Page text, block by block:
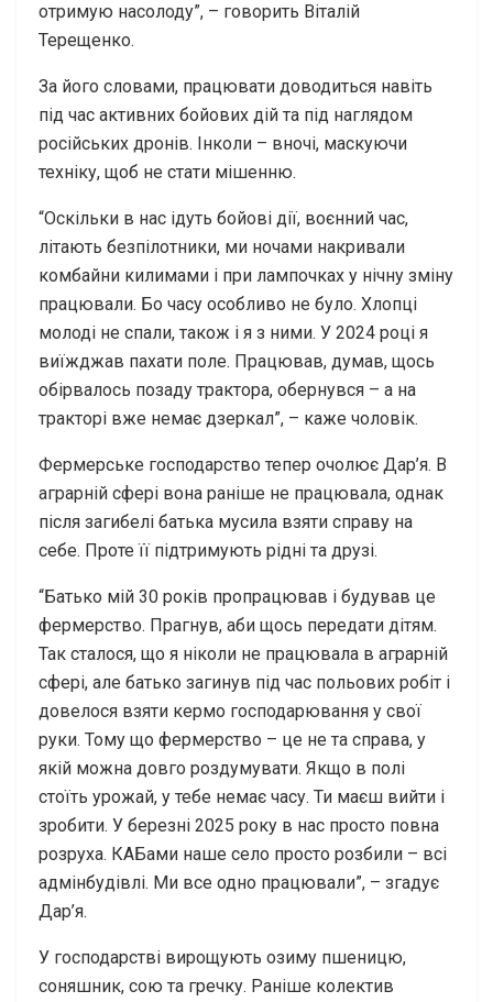
отримую насолоду”, – говорить Віталій
Терещенко.
За його словами, працювати доводиться навіть
під час активних бойових дій та під наглядом
російських дронів. Інколи – вночі, маскуючи
техніку, щоб не стати мішенню.
“Оскільки в нас ідуть бойові дії, воєнний час,
літають безпілотники, ми ночами накривали
комбайни килимами і при лампочках у нічну зміну
працювали. Бо часу особливо не було. Хлопці
молоді не спали, також і я з ними. У 2024 році я
виїжджав пахати поле. Працював, думав, щось
обірвалось позаду трактора, обернувся – а на
тракторі вже немає дзеркал”, – каже чоловік.
Фермерське господарство тепер очолює Дар’я. В
аграрній сфері вона раніше не працювала, однак
після загибелі батька мусила взяти справу на
себе. Проте її підтримують рідні та друзі.
“Батько мій 30 років пропрацював і будував це
фермерство. Прагнув, аби щось передати дітям.
Так сталося, що я ніколи не працювала в аграрній
сфері, але батько загинув під час польових робіт і
довелося взяти кермо господарювання у свої
руки. Тому що фермерство – це не та справа, у
якій можна довго роздумувати. Якщо в полі
стоїть урожай, у тебе немає часу. Ти маєш вийти і
зробити. У березні 2025 року в нас просто повна
розруха. КАБами наше село просто розбили – всі
адмінбудівлі. Ми все одно працювали”, – згадує
Дар’я.
У господарстві вирощують озиму пшеницю,
соняшник, сою та гречку. Раніше колектив